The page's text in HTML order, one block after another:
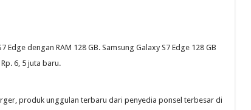
Edge dengan RAM 128 GB. Samsung Galaxy S7 Edge 128 GB
6, 5 juta baru.
produk unggulan terbaru dari penyedia ponsel terbesar di